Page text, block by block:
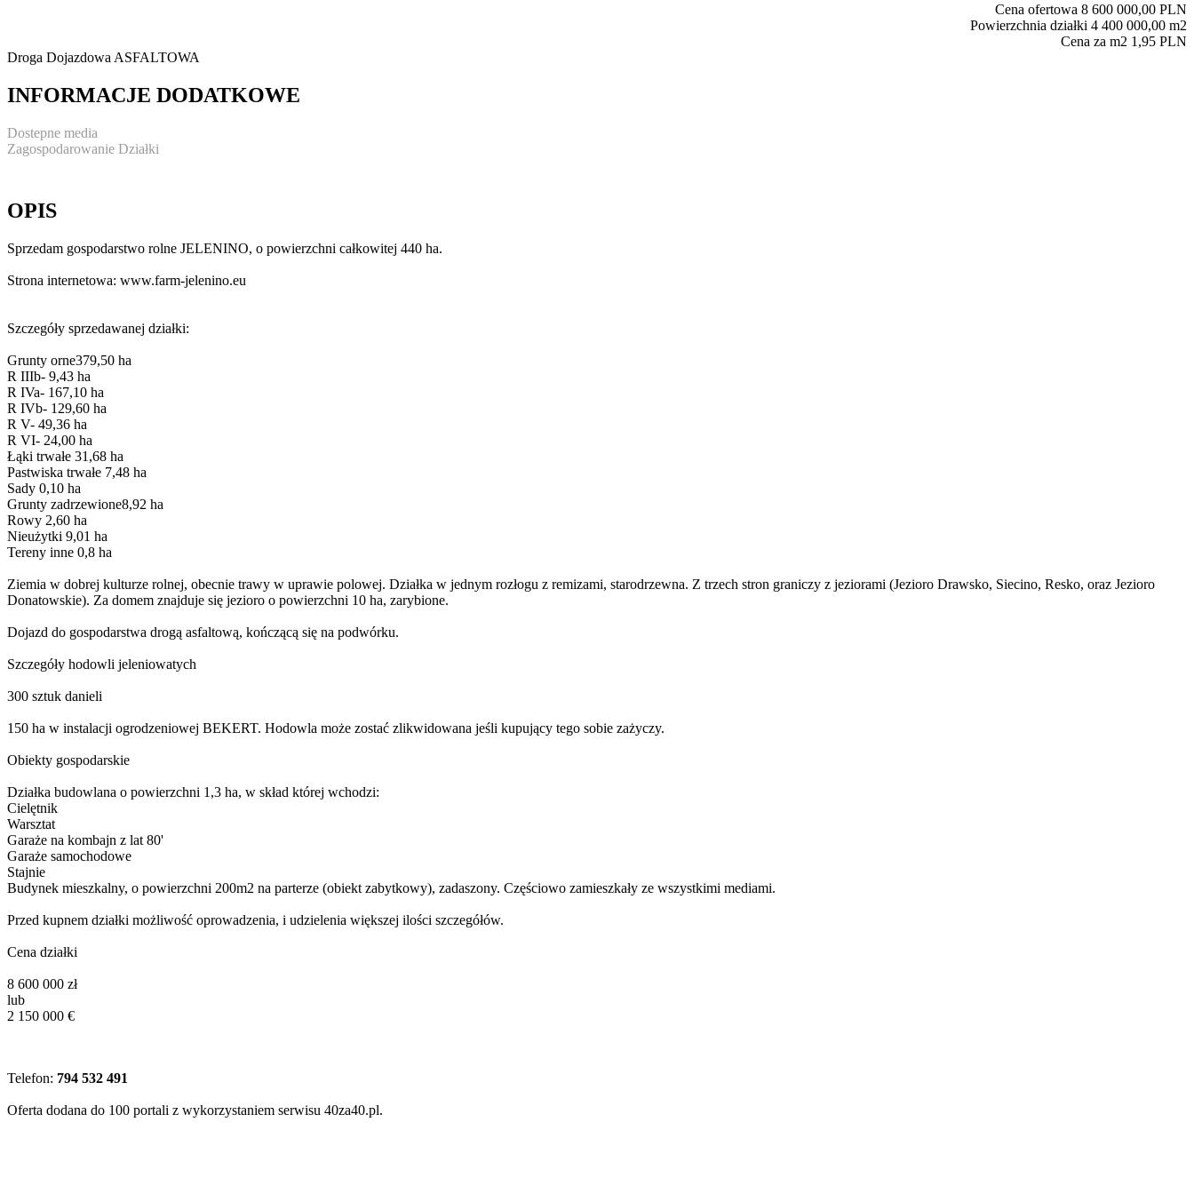
Cena ofertowa 8 600 000,00 PLN
Powierzchnia działki 4 400 000,00 m2
Cena za m2 1,95 PLN
Droga Dojazdowa ASFALTOWA
INFORMACJE DODATKOWE
Dostepne media
Zagospodarowanie Działki
OPIS
Sprzedam gospodarstwo rolne JELENINO, o powierzchni całkowitej 440 ha.
Strona internetowa: www.farm-jelenino.eu
Szczegóły sprzedawanej działki:
Grunty orne379,50 ha
R IIIb- 9,43 ha
R IVa- 167,10 ha
R IVb- 129,60 ha
R V- 49,36 ha
R VI- 24,00 ha
Łąki trwałe 31,68 ha
Pastwiska trwałe 7,48 ha
Sady 0,10 ha
Grunty zadrzewione8,92 ha
Rowy 2,60 ha
Nieużytki 9,01 ha
Tereny inne 0,8 ha
Ziemia w dobrej kulturze rolnej, obecnie trawy w uprawie polowej. Działka w jednym rozłogu z remizami, starodrzewna. Z trzech stron graniczy z jeziorami (Jezioro Drawsko, Siecino, Resko, oraz Jezioro
Donatowskie). Za domem znajduje się jezioro o powierzchni 10 ha, zarybione.
Dojazd do gospodarstwa drogą asfaltową, kończącą się na podwórku.
Szczegóły hodowli jeleniowatych
300 sztuk danieli
150 ha w instalacji ogrodzeniowej BEKERT. Hodowla może zostać zlikwidowana jeśli kupujący tego sobie zażyczy.
Obiekty gospodarskie
Działka budowlana o powierzchni 1,3 ha, w skład której wchodzi:
Cielętnik
Warsztat
Garaże na kombajn z lat 80'
Garaże samochodowe
Stajnie
Budynek mieszkalny, o powierzchni 200m2 na parterze (obiekt zabytkowy), zadaszony. Częściowo zamieszkały ze wszystkimi mediami.
Przed kupnem działki możliwość oprowadzenia, i udzielenia większej ilości szczegółów.
Cena działki
8 600 000 zł
lub
2 150 000 €
Telefon: 794 532 491
Oferta dodana do 100 portali z wykorzystaniem serwisu 40za40.pl.